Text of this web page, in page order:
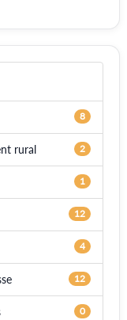
8
rural 2
1
12
4
12
0